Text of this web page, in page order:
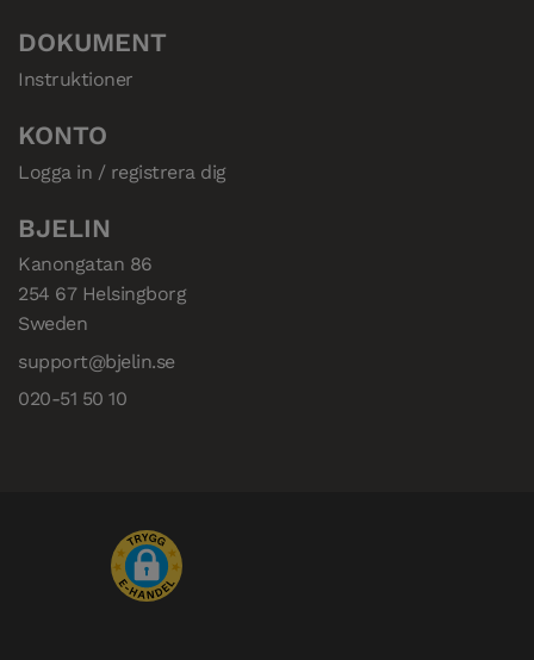
DOKUMENT
Instruktioner
KONTO
Logga in / registrera dig
BJELIN
Kanongatan 86
254 67 Helsingborg
Sweden
support@bjelin.se
020-51 50 10